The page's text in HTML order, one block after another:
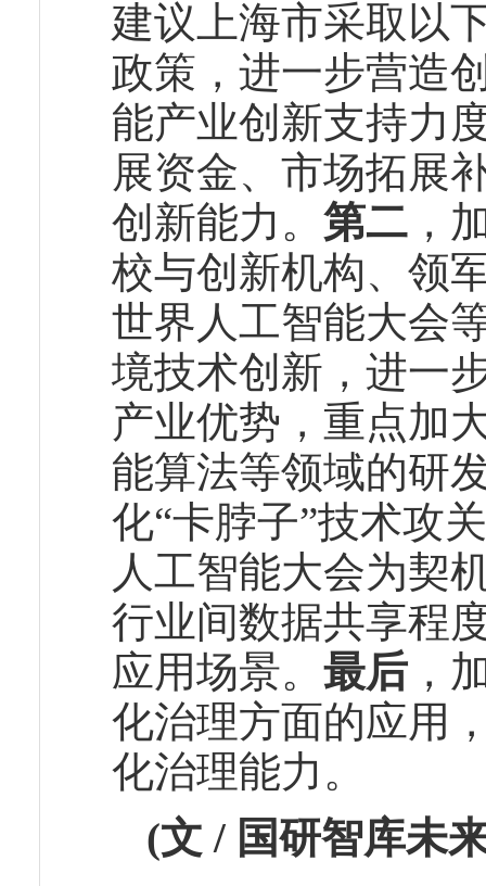
建议上海市采取以
政策，进一步营造
能产业创新支持力
展资金、市场拓展
创新能力。 第二 ，
校与创新机构、领
世界人工智能大会
境技术创新，进一
产业优势，重点加
能算法等领域的研
化“卡脖子”技术攻
人工智能大会为契
行业间数据共享程
应用场景。 最后 ，
化治理方面的应用
化治理能力。
(文 / 国研智库未